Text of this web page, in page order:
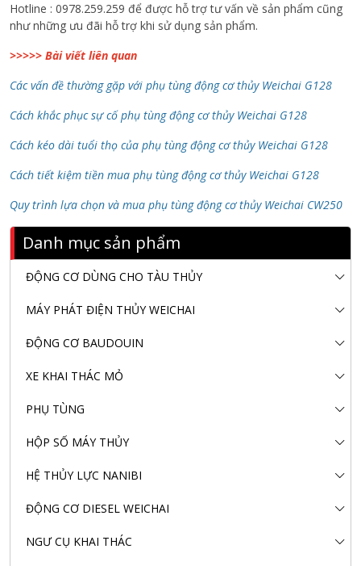
Danh mục sản phẩm
ĐỘNG CƠ DÙNG CHO TÀU THỦY
MÁY PHÁT ĐIỆN THỦY WEICHAI
ĐỘNG CƠ BAUDOUIN
XE KHAI THÁC MỎ
PHỤ TÙNG
HỘP SỐ MÁY THỦY
HỆ THỦY LỰC NANIBI
ĐỘNG CƠ DIESEL WEICHAI
NGƯ CỤ KHAI THÁC
Hotline : 0978.259.259 để được hỗ trợ tư vấn về sản phẩm cũng
như những ưu đãi hỗ trợ khi sử dụng sản phẩm.
>>>>> Bài viết liên quan
Các vấn đề thường gặp với phụ tùng động cơ thủy Weichai G128
Cách khắc phục sự cố phụ tùng động cơ thủy Weichai G128
Cách kéo dài tuổi thọ của phụ tùng động cơ thủy Weichai G128
Cách tiết kiệm tiền mua phụ tùng động cơ thủy Weichai G128
Quy trình lựa chọn và mua phụ tùng động cơ thủy Weichai CW250